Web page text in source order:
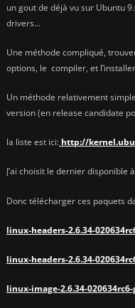
un gout de déjà vu sur Ubuntu
drivers…
Une méthode compliqué,
options, le compiler, et l’installer
Un méthode relativement
version (en release candidate
la liste est ici: http://
J’ai choisit le dernier disponible
Donc télécharger ces paquets
linux-headers-2.6.34-
linux-headers-2.6.34-
linux-image-2.6.34-